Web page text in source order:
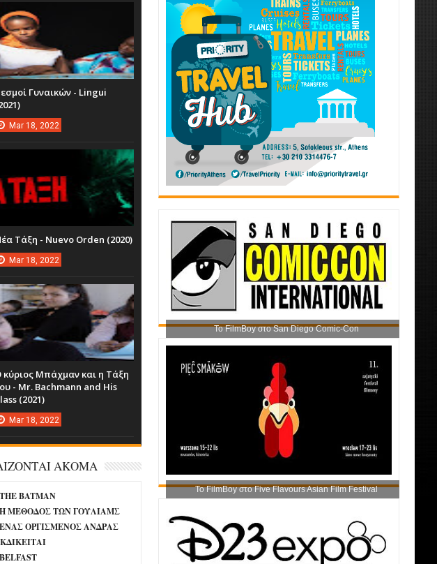
Το FilmBoy στο San Diego Comic-Con
Το FilmBoy στο Five Flavours Asian Film Festival
Γυναικών - Lingui
Mar 18, 2022
Τάξη - Nuevo Orden (2020)
Mar 18, 2022
κύριος Μπάχμαν και η Τάξη
- Mr. Bachmann and His
(2021)
Mar 18, 2022
ΑΚΟΜΑ
BATMAN
ΜΕΘΟΔΟΣ ΤΩΝ ΓΟΥΛΙΑΜΣ
ΟΡΓΙΣΜΕΝΟΣ ΑΝΔΡΑΣ